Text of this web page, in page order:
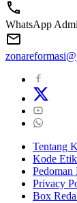
WhatsApp
Tentang
Kode
Pedoman
Privacy
Box